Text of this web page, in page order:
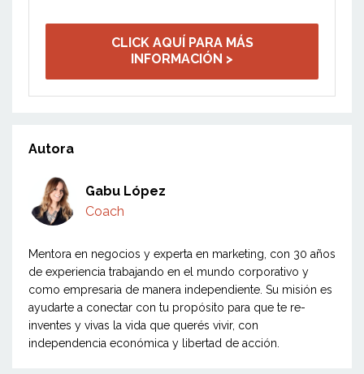
CLICK AQUÍ PARA MÁS
INFORMACIÓN >
Autora
Gabu López
Coach
Mentora en negocios y experta en marketing, con 30 años
de experiencia trabajando en el mundo corporativo y
como empresaria de manera independiente. Su misión es
ayudarte a conectar con tu propósito para que te re-
inventes y vivas la vida que querés vivir, con
independencia económica y libertad de acción.